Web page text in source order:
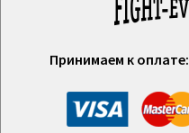
Принимаем к оплате: